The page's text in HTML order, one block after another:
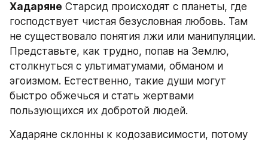
Хадаряне Старсид происходят с планеты, где
господствует чистая безусловная любовь. Там
не существовало понятия лжи или манипуляции.
Представьте, как трудно, попав на Землю,
столкнуться с ультиматумами, обманом и
эгоизмом. Естественно, такие души могут
быстро обжечься и стать жертвами
пользующихся их добротой людей.
Хадаряне склонны к кодозависимости, потому